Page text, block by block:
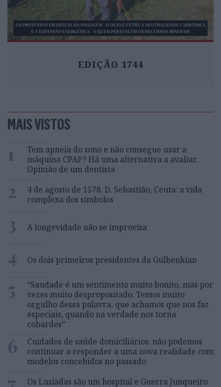
EDIÇÃO 1744
MAIS VISTOS
1
Tem apneia do sono e não consegue usar a
máquina CPAP? Há uma alternativa a avaliar.
Opinião de um dentista
2
4 de agosto de 1578. D. Sebastião, Ceuta: a vida
complexa dos símbolos
3 A longevidade não se improvisa
4 Os dois primeiros presidentes da Gulbenkian
5
“Saudade é um sentimento muito bonito, mas por
vezes muito despropositado. Temos muito
orgulho dessa palavra, que achamos que nos faz
especiais, quando na verdade nos torna
cobardes’’
6
Cuidados de saúde domiciliários: não podemos
continuar a responder a uma nova realidade com
modelos concebidos no passado
Os Lusíadas são um hospital e Guerra Junqueiro